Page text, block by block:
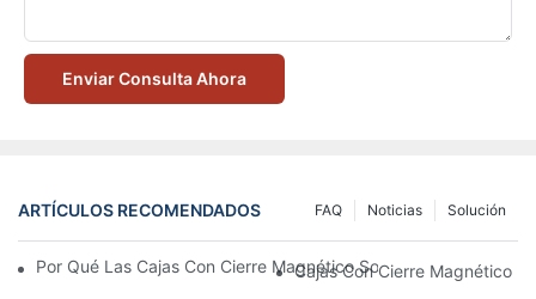
Enviar Consulta Ahora
ARTÍCULOS RECOMENDADOS Solución
Noticias
FAQ
Por Qué Las Cajas Con Cierre Magnético Son La Mejor Opción
Cajas Con Cierre Magnético